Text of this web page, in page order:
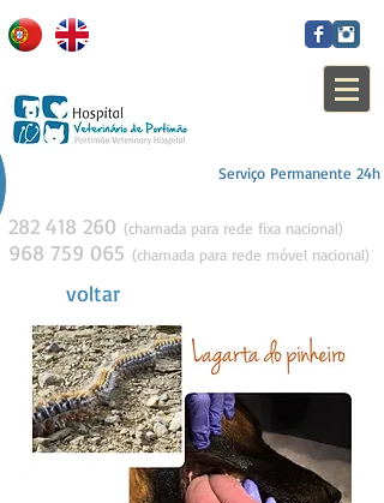
Serviço Permanente 24h
282 418 260 (chamada para rede fixa nacional)
968 759 065 (chamada para rede móvel nacional)
voltar